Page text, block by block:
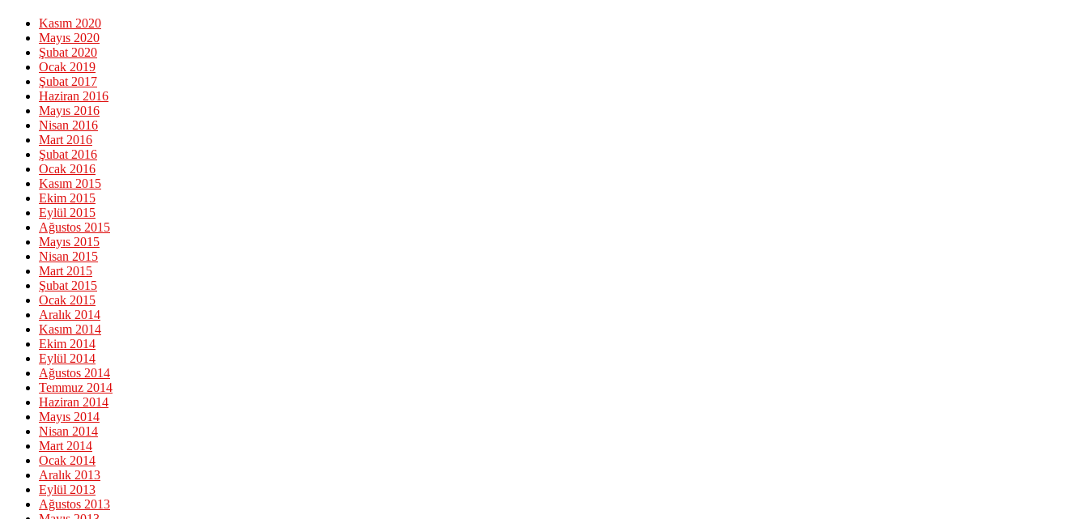
Kasım 2020
Mayıs 2020
Şubat 2020
Ocak 2019
Şubat 2017
Haziran 2016
Mayıs 2016
Nisan 2016
Mart 2016
Şubat 2016
Ocak 2016
Kasım 2015
Ekim 2015
Eylül 2015
Ağustos 2015
Mayıs 2015
Nisan 2015
Mart 2015
Şubat 2015
Ocak 2015
Aralık 2014
Kasım 2014
Ekim 2014
Eylül 2014
Ağustos 2014
Temmuz 2014
Haziran 2014
Mayıs 2014
Nisan 2014
Mart 2014
Ocak 2014
Aralık 2013
Eylül 2013
Ağustos 2013